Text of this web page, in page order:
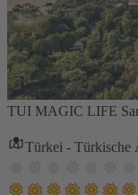
TUI MAGIC LIFE
Türkei - Türkische